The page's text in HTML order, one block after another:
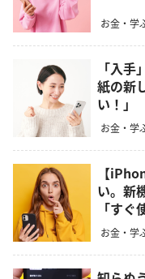
お金・学
「入
紙の新
い！」
お金・学
【
い。新
「すぐ
お金・学